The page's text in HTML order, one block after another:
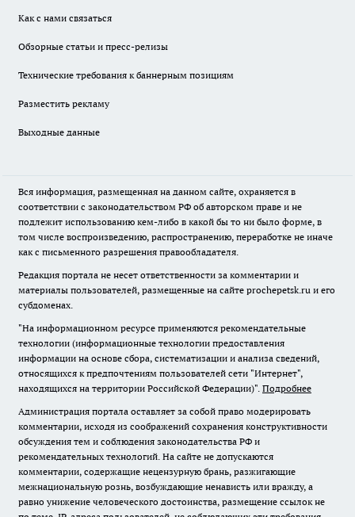
Как с нами связаться
Обзорные статьи и пресс-релизы
Технические требования к баннерным позициям
Разместить рекламу
Выходные данные
Вся информация, размещенная на данном сайте, охраняется в
соответствии с законодательством РФ об авторском праве и не
подлежит использованию кем-либо в какой бы то ни было форме, в
том числе воспроизведению, распространению, переработке не иначе
как с письменного разрешения правообладателя.
Редакция портала не несет ответственности за комментарии и
материалы пользователей, размещенные на сайте prochepetsk.ru и его
субдоменах.
"На информационном ресурсе применяются рекомендательные
технологии (информационные технологии предоставления
информации на основе сбора, систематизации и анализа сведений,
относящихся к предпочтениям пользователей сети "Интернет",
находящихся на территории Российской Федерации)". Подробнее
Администрация портала оставляет за собой право модерировать
комментарии, исходя из соображений сохранения конструктивности
обсуждения тем и соблюдения законодательства РФ и
рекомендательных технологий. На сайте не допускаются
комментарии, содержащие нецензурную брань, разжигающие
межнациональную рознь, возбуждающие ненависть или вражду, а
равно унижение человеческого достоинства, размещение ссылок не